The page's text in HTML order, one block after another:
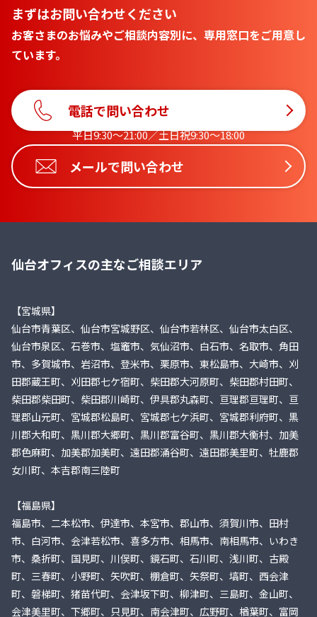
まずはお問い合わせください
お客さまのお悩みやご相談内容別に、専用窓口をご用意し
ています。
電話で問い合わせ
平日9:30〜21:00／土日祝9:30〜18:00
メールで問い合わせ
仙台オフィスの主なご相談エリア
【宮城県】
仙台市青葉区、仙台市宮城野区、仙台市若林区、仙台市太白区、
仙台市泉区、石巻市、塩竈市、気仙沼市、白石市、名取市、角田
市、多賀城市、岩沼市、登米市、栗原市、東松島市、大崎市、刈
田郡蔵王町、刈田郡七ケ宿町、柴田郡大河原町、柴田郡村田町、
柴田郡柴田町、柴田郡川崎町、伊具郡丸森町、亘理郡亘理町、亘
理郡山元町、宮城郡松島町、宮城郡七ケ浜町、宮城郡利府町、黒
川郡大和町、黒川郡大郷町、黒川郡富谷町、黒川郡大衡村、加美
郡色麻町、加美郡加美町、遠田郡涌谷町、遠田郡美里町、牡鹿郡
女川町、本吉郡南三陸町
【福島県】
福島市、二本松市、伊達市、本宮市、郡山市、須賀川市、田村
市、白河市、会津若松市、喜多方市、相馬市、南相馬市、いわき
市、桑折町、国見町、川俣町、鏡石町、石川町、浅川町、古殿
町、三春町、小野町、矢吹町、棚倉町、矢祭町、塙町、西会津
町、磐梯町、猪苗代町、会津坂下町、柳津町、三島町、金山町、
会津美里町、下郷町、只見町、南会津町、広野町、楢葉町、富岡